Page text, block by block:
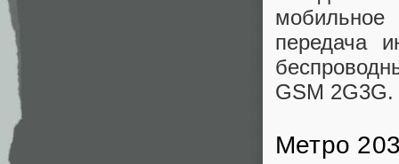
передача
GSM 2G3G.
Метро